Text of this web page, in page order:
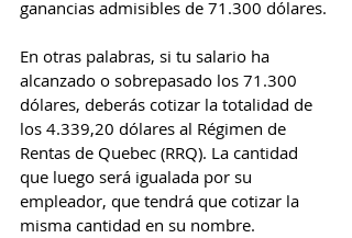
ganancias admisibles de 71.300 dólares.
En otras palabras, si tu salario ha
alcanzado o sobrepasado los 71.300
dólares, deberás cotizar la totalidad de
los 4.339,20 dólares al Régimen de
Rentas de Quebec (RRQ). La cantidad
que luego será igualada por su
empleador, que tendrá que cotizar la
misma cantidad en su nombre.